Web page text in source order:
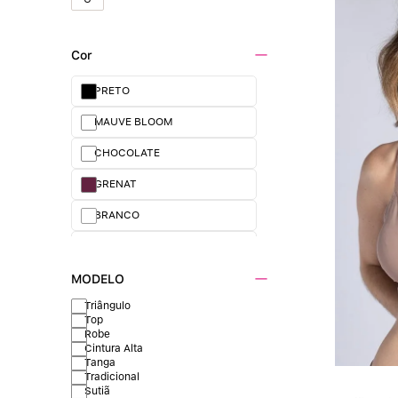
Cor
PRETO
MAUVE BLOOM
CHOCOLATE
GRENAT
BRANCO
MARINHO
PERLE
BEIGE FONCÉ
KIWI
MODELO
Triângulo
Top
Robe
Cintura Alta
Tanga
Tradicional
Sutiã